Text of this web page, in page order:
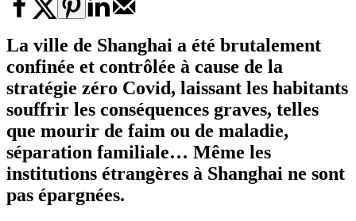
La ville de Shanghai a été brutalement
confinée et contrôlée à cause de la
stratégie zéro Covid, laissant les habitants
souffrir les conséquences graves, telles
que mourir de faim ou de maladie,
séparation familiale… Même les
institutions étrangères à Shanghai ne sont
pas épargnées.